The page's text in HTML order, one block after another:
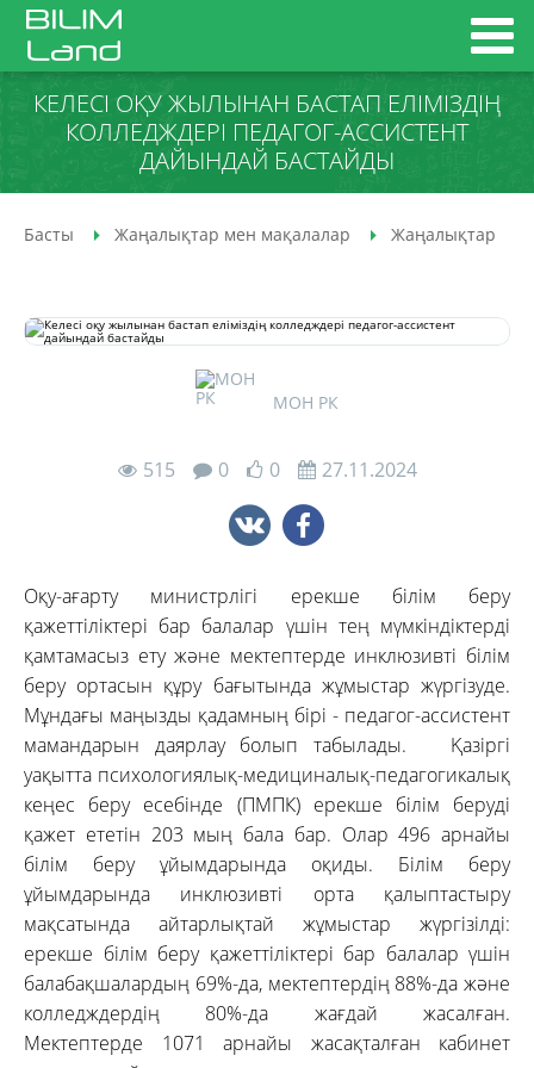
КЕЛЕСІ ОҚУ ЖЫЛЫНАН БАСТАП ЕЛІМІЗДІҢ
КОЛЛЕДЖДЕРІ ПЕДАГОГ-АССИСТЕНТ
ДАЙЫНДАЙ БАСТАЙДЫ
Басты Жаңалықтар мен мақалалар Жаңалықтар
МОН РК
515 0 0 27.11.2024
Оқу-ағарту министрлігі ерекше білім беру
қажеттіліктері бар балалар үшін тең мүмкіндіктерді
қамтамасыз ету және мектептерде инклюзивті білім
беру ортасын құру бағытында жұмыстар жүргізуде.
Мұндағы маңызды қадамның бірі - педагог-ассистент
мамандарын даярлау болып табылады. Қазіргі
уақытта психологиялық-медициналық-педагогикалық
кеңес беру есебінде (ПМПК) ерекше білім беруді
қажет ететін 203 мың бала бар. Олар 496 арнайы
білім беру ұйымдарында оқиды. Білім беру
ұйымдарында инклюзивті орта қалыптастыру
мақсатында айтарлықтай жұмыстар жүргізілді:
ерекше білім беру қажеттіліктері бар балалар үшін
балабақшалардың 69%-да, мектептердің 88%-да және
колледждердің 80%-да жағдай жасалған.
Мектептерде 1071 арнайы жасақталған кабинет